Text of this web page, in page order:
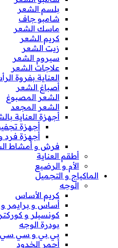
بلسم الشعر
شامبو جاف
ماسك الشعر
كريم الشعر
زيت الشعر
سيروم الشعر
علاجات الشعر
العناية بفروة
أصباغ الشعر
الشعر المصبوغ
الشعر المجعد
أجهزة العناية
أجهزة
أجهزة فرد
فرش و أمشاط
أطقم العناية
الأم و الرضيع
الماكياج و التجميل
الوجه
كريم الأساس
أساس و برايمر
كونسيلر و كوركتر
بودرة الوجه
بي بي و سي سي
أحمر الخدود